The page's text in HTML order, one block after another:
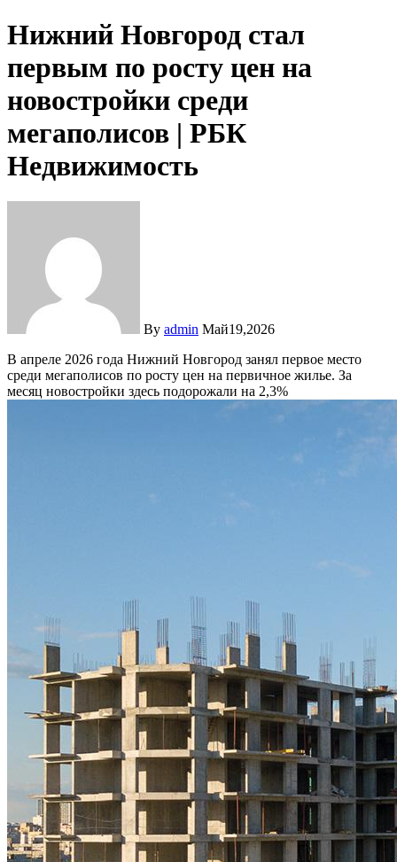
Нижний Новгород стал
первым по росту цен на
новостройки среди
мегаполисов | РБК
Недвижимость
By admin Май19,2026
В апреле 2026 года Нижний Новгород занял первое место
среди мегаполисов по росту цен на первичное жилье. За
месяц новостройки здесь подорожали на 2,3%